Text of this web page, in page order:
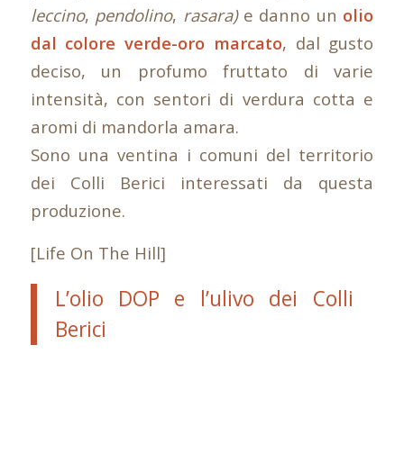
leccino, pendolino, rasara)e danno un olio
dal colore verde-oro marcato, dal gusto
deciso, un profumo fruttato di varie
intensità, con sentori di verdura cotta e
aromi di mandorla amara.
Sono una ventina i comuni del territorio
dei Colli Berici interessati da questa
produzione.
[Life On The Hill]
L’olio DOP e l’ulivo dei Colli
Berici